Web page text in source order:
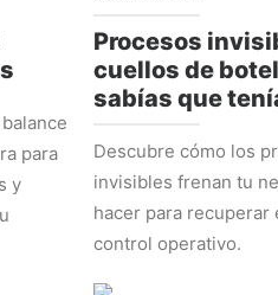
para
y
Procesos
cuellos de
sabías que
Descubre cómo los
invisibles frenan tu
hacer para recuperar
control operativo.